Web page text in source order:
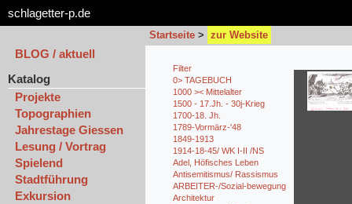
schlagetter-p.de
Startseite > zur Website
BLOG / aktuell
Katalog
Projekte
Topographien
Jahrestage Giessen
Lesung / Vortrag
Spielend
Stadtführung
Exkursion
Filter
0> TAGEBUCH
1000 >< Mittelalter
1500 - 17.Jh. - 30j-Krieg
1700-18. Jh.
1789-Vormärz-'48
1849-1913
1914-18-45/ WK I-II /NS
Adel, Höfisches Leben
Antisemitismus/ Rassismus
ARBEITER-/Sozial-bewegung
Architektur